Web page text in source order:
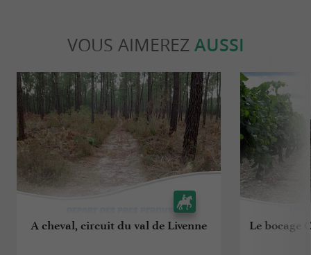
VOUS AIMEREZ AUSSI
A cheval, circuit du val de Livenne Le bocage